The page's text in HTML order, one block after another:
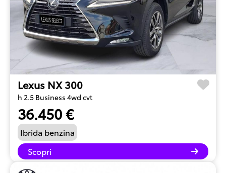
Lexus NX 300
h 2.5 Business 4wd cvt
36.450 €
Ibrida benzina
Scopri